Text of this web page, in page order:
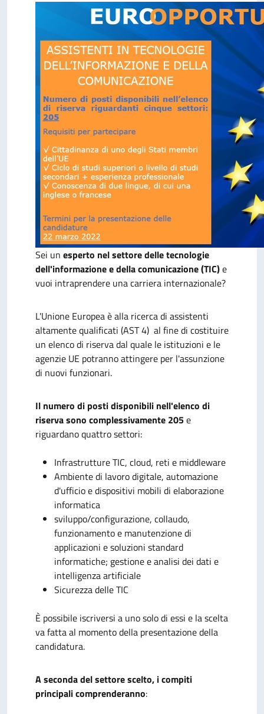
Sei un esperto nel settore delle tecnologie
dell'informazione e della comunicazione (TIC)e
vuoi intraprendere una carriera internazionale?
L'Unione Europea è alla ricerca di assistenti
altamente qualificati (AST 4) al fine di costituire
un elenco di riserva dal quale le istituzioni e le
agenzie UE potranno attingere per l'assunzione
di nuovi funzionari.
Il numero di posti disponibili nell'elenco di
riserva sono complessivamente 205e
riguardano quattro settori:
Infrastrutture TIC, cloud, reti e middleware
Ambiente di lavoro digitale, automazione
d'ufficio e dispositivi mobili di elaborazione
informatica
sviluppo/configurazione, collaudo,
funzionamento e manutenzione di
applicazioni e soluzioni standard
informatiche; gestione e analisi dei dati e
intelligenza artificiale
Sicurezza delle TIC
È possibile iscriversi a uno solo di essi e la scelta
va fatta al momento della presentazione della
candidatura.
A seconda del settore scelto, i compiti
principali comprenderanno: